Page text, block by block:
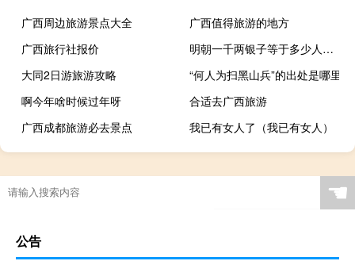
广西周边旅游景点大全
广西值得旅游的地方
广西旅行社报价
明朝一千两银子等于多少人民币
大同2日游旅游攻略
“何人为扫黑山兵”的出处是哪里
啊今年啥时候过年呀
合适去广西旅游
广西成都旅游必去景点
我已有女人了（我已有女人）
☚
公告